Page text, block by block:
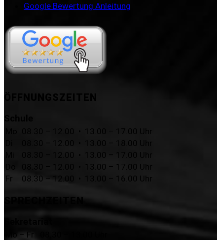
Google Bewertung Anleitung
08.30 – 12.00 • 13.00 – 17.00 Uhr
Fr
08.30 – 12.00 • 13.00 – 16.00 Uhr
SPRECHZEITEN
Mo – Fr